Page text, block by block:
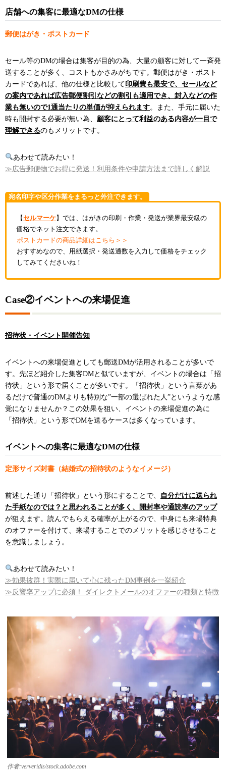
店舗への集客に最適なDMの仕様
郵便はがき・ポストカード
セール等のDMの場合は集客が目的の為、大量の顧客に対して一斉発
送することが多く、コストもかさみがちです。郵便はがき・ポスト
カードであれば、他の仕様と比較して印刷費も最安で、セールなど
の案内であれば広告郵便割引などの割引も適用でき、封入などの作
業も無いので1通当たりの単価が抑えられます。また、手元に届いた
時も開封する必要が無い為、 顧客にとって利益のある内容が一目で
理解できるのもメリットです。
あわせて読みたい！
≫広告郵便物でお得に発送！利用条件や申請方法まで詳しく解説
宛名印字や区分作業をまるっと外注できます。
【セルマーケ】では、はがきの印刷・作業・発送が業界最安級の
価格でネット注文できます。
ポストカードの商品詳細はこちら＞＞
おすすめなので、用紙選択・発送通数を入力して価格をチェック
してみてくださいね！
Case②イベントへの来場促進
招待状・イベント開催告知
イベントへの来場促進としても郵送DMが活用されることが多いで
す。先ほど紹介した集客DMと似ていますが、イベントの場合は「招
待状」という形で届くことが多いです。「招待状」という言葉があ
るだけで普通のDMよりも特別な”一部の選ばれた人”というような感
覚になりませんか？この効果を狙い、イベントの来場促進の為に
「招待状」という形でDMを送るケースは多くなっています。
イベントへの集客に最適なDMの仕様
定形サイズ封書（結婚式の招待状のようなイメージ）
前述した通り「招待状」という形にすることで、
自分だけに送られ
た手紙なのでは？と思われることが多く、開封率や通読率のアップ
が狙えます。読んでもらえる確率が上がるので、中身にも来場特典
のオファーを付けて、来場することでのメリットを感じさせること
を意識しましょう。
あわせて読みたい！
≫効果抜群！実際に届いて心に残ったDM事例を一挙紹介
≫反響率アップに必須！ ダイレクトメールのオファーの種類と特徴
作者:ververidis/stock.adobe.com